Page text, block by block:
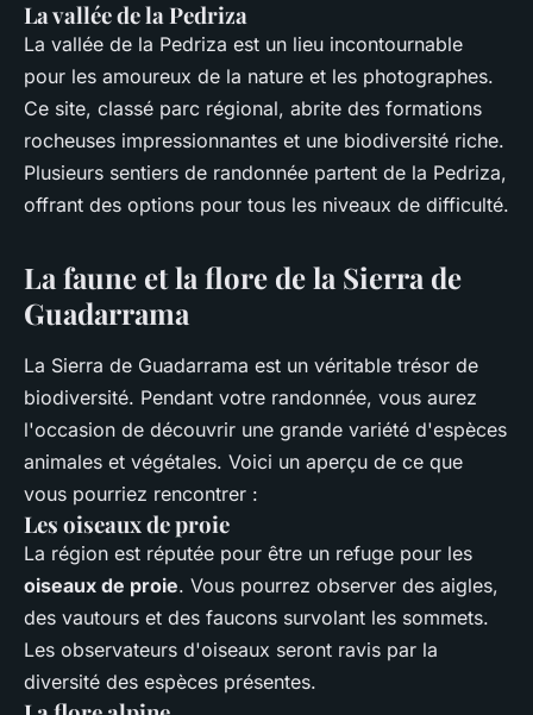
La vallée de la Pedriza
La vallée de la Pedriza est un lieu incontournable
pour les amoureux de la nature et les photographes.
Ce site, classé parc régional, abrite des formations
rocheuses impressionnantes et une biodiversité riche.
Plusieurs sentiers de randonnée partent de la Pedriza,
offrant des options pour tous les niveaux de difficulté.
La faune et la flore de la Sierra de
Guadarrama
La Sierra de Guadarrama est un véritable trésor de
biodiversité. Pendant votre randonnée, vous aurez
l'occasion de découvrir une grande variété d'espèces
animales et végétales. Voici un aperçu de ce que
vous pourriez rencontrer :
Les oiseaux de proie
La région est réputée pour être un refuge pour les
oiseaux de proie. Vous pourrez observer des aigles,
des vautours et des faucons survolant les sommets.
Les observateurs d'oiseaux seront ravis par la
diversité des espèces présentes.